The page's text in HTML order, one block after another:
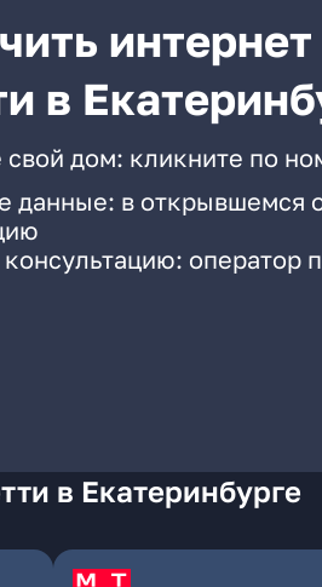
в
дом: кликните по
данные: в открывшемся
оператор
в Екатеринбурге